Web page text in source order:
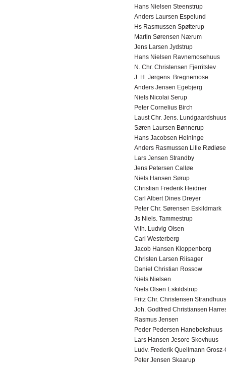
Hans Nielsen Steenstrup
Anders Laursen Espelund
Hs Rasmussen Spøtterup
Martin Sørensen Nærum
Jens Larsen Jydstrup
Hans Nielsen Ravnemosehuus
N. Chr. Christensen Fjerritslev
J. H. Jørgens. Bregnemose
Anders Jensen Egebjerg
Niels Nicolai Serup
Peter Cornelius Birch
Laust Chr. Jens. Lundgaardshuus
Søren Laursen Bønnerup
Hans Jacobsen Heininge
Anders Rasmussen Lille Rødløse
Lars Jensen Strandby
Jens Petersen Calløe
Niels Hansen Sørup
Christian Frederik Heidner
Carl Albert Dines Dreyer
Peter Chr. Sørensen Eskildmark
Js Niels. Tammestrup
Vilh. Ludvig Olsen
Carl Westerberg
Jacob Hansen Kloppenborg
Christen Larsen Riisager
Daniel Christian Rossow
Niels Nielsen
Niels Olsen Eskildstrup
Fritz Chr. Christensen Strandhuus
Joh. Godtfred Christiansen
Rasmus Jensen
Peder Pedersen Hanebekshuus
Lars Hansen Jesore Skovhuus
Ludv. Frederik Quellmann
Peter Jensen Skaarup